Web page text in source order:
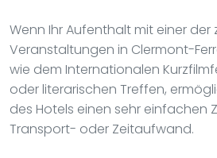
Wenn Ihr Aufenthalt mit einer der
Veranstaltungen in Clermont-
wie dem Internationalen
oder literarischen Treffen,
des Hotels einen sehr einfachen
Transport- oder Zeitaufwand.